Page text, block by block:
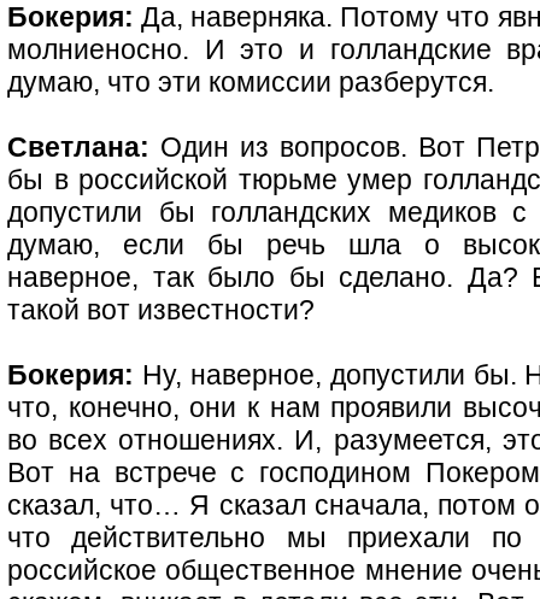
Бокерия: Да, наверняка. Потому что
молниеносно. И это и голландские
думаю, что эти комиссии разберутся.
Светлана: Один из вопросов. Вот
бы в российской тюрьме умер
допустили бы голландских медиков
думаю, если бы речь шла о
наверное, так было бы сделано.
такой вот известности?
Бокерия: Ну, наверное, допустили бы.
что, конечно, они к нам проявили
во всех отношениях. И, разумеется,
Вот на встрече с господином
сказал, что… Я сказал сначала, потом
что действительно мы приехали по
российское общественное мнение